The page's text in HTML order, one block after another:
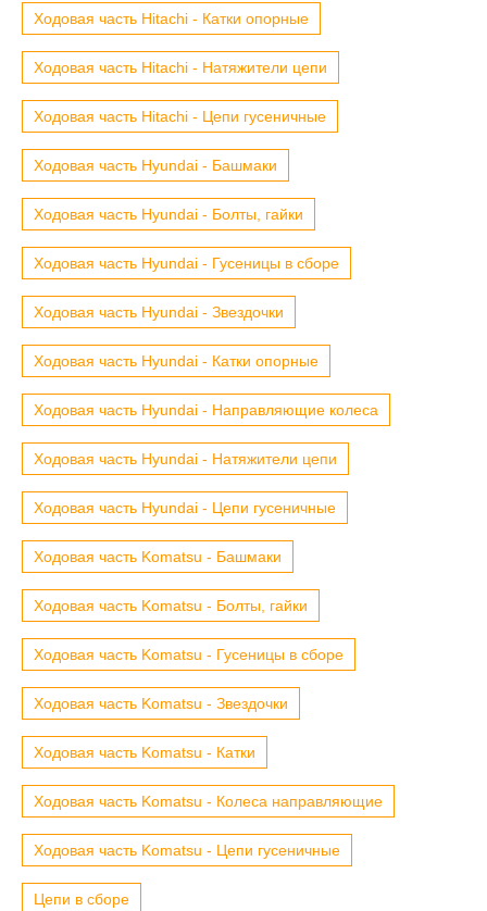
Ходовая часть Hitachi - Катки опорные
Ходовая часть Hitachi - Натяжители цепи
Ходовая часть Hitachi - Цепи гусеничные
Ходовая часть Hyundai - Башмаки
Ходовая часть Hyundai - Болты, гайки
Ходовая часть Hyundai - Гусеницы в сборе
Ходовая часть Hyundai - Звездочки
Ходовая часть Hyundai - Катки опорные
Ходовая часть Hyundai - Направляющие колеса
Ходовая часть Hyundai - Натяжители цепи
Ходовая часть Hyundai - Цепи гусеничные
Ходовая часть Komatsu - Башмаки
Ходовая часть Komatsu - Болты, гайки
Ходовая часть Komatsu - Гусеницы в сборе
Ходовая часть Komatsu - Звездочки
Ходовая часть Komatsu - Катки
Ходовая часть Komatsu - Колеса направляющие
Ходовая часть Komatsu - Цепи гусеничные
Цепи в сборе